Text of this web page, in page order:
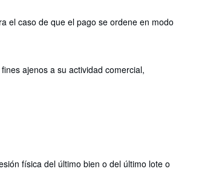
el caso de que el pago se ordene en modo
ajenos a su actividad comercial,
física del último bien o del último lote o